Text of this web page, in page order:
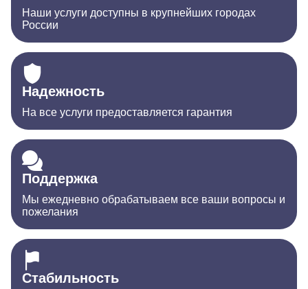
Наши услуги доступны в крупнейших городах
России
Надежность
На все услуги предоставляется гарантия
Поддержка
Мы ежедневно обрабатываем все ваши вопросы и
пожелания
Стабильность